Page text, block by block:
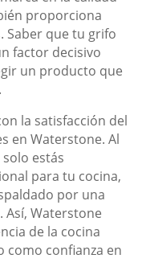
proporciona
Saber que tu grifo
factor decisivo
un producto que
la satisfacción del
en Waterstone. Al
estás
para tu cocina,
por una
Así, Waterstone
de la cocina
confianza en